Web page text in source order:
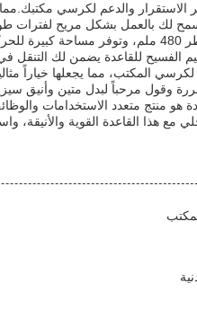
لك بالعمل بشكل مريح لفترات
قاعدة كرسي المكتب المعدنية لها قطر
الفسيح للقاعدة يضمن لك التنقل
لكرسي المكتب، مما يجعلها خياراً
وقول مرحباً لبدل متين وأنيق
هو منتج متعدد الاستخدامات
هذا القاعدة القوية والأنيقة،